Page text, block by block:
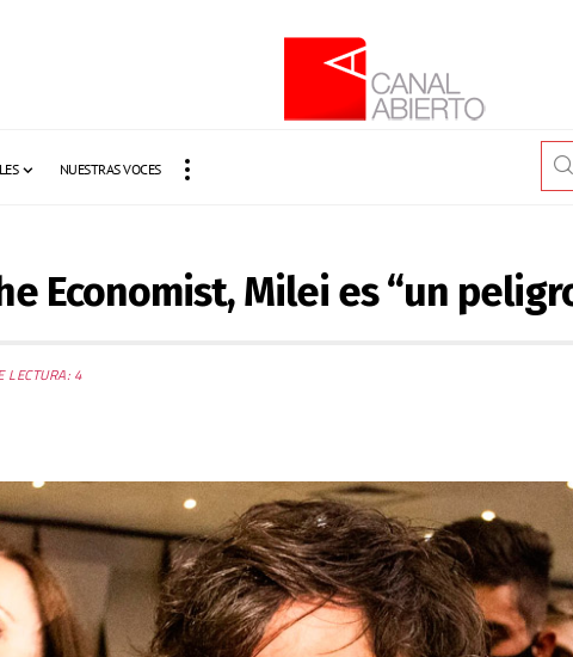
NUESTRAS VOCES
Economist, Milei es “un
LECTURA: 4